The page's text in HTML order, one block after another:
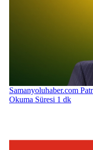
Samanyoluhaber.com
Okuma Süresi 1 dk